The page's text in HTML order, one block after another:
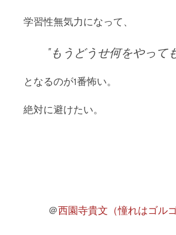
学習性無気力になって、
もうどうせ何をやって
となるのが1番怖い。
絶対に避けたい。
＠西園寺貴文（憧れはゴル